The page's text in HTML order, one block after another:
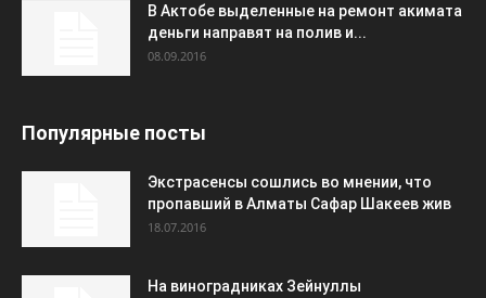
В Актобе выделенные на ремонт акимата
деньги направят на полив и...
08.09.2016
Популярные посты
Экстрасенсы сошлись во мнении, что
пропавший в Алматы Сафар Шакеев жив
18.07.2016
На виноградниках Зейнуллы